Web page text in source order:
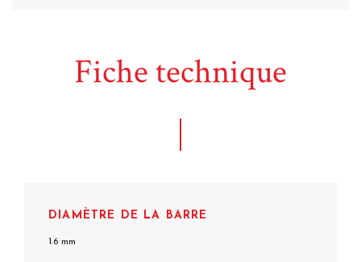
Fiche technique
DIAMÈTRE DE LA BARRE
1.6 mm